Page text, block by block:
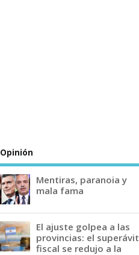
Opinión
Mentiras, paranoia y
mala fama
El ajuste golpea a las
provincias: el superávit
fiscal se redujo a la